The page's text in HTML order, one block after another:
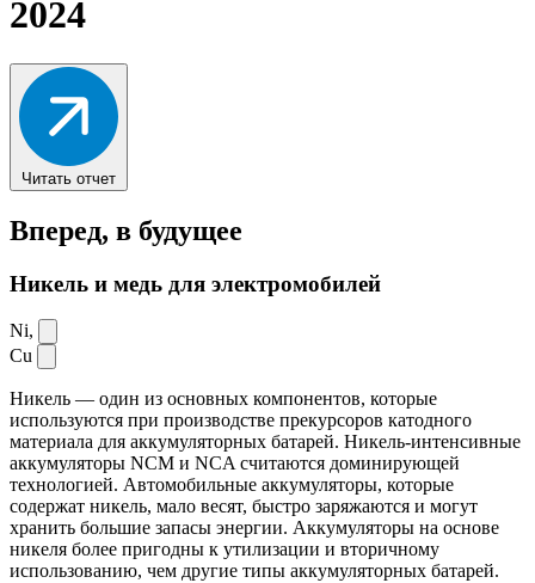
2024
Читать отчет
Вперед, в будущее
Никель и медь для электромобилей
Ni,
Cu
Никель — один из основных компонентов, которые
используются при производстве прекурсоров катодного
материала для аккумуляторных батарей. Никель-интенсивные
аккумуляторы NCM и NCA считаются доминирующей
технологией. Автомобильные аккумуляторы, которые
содержат никель, мало весят, быстро заряжаются и могут
хранить большие запасы энергии. Аккумуляторы на основе
никеля более пригодны к утилизации и вторичному
использованию, чем другие типы аккумуляторных батарей.